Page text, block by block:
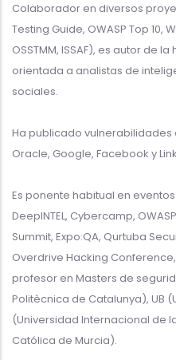
Colaborador en diversos
Testing Guide, OWASP Top 10,
OSSTMM, ISSAF), es autor de
orientada a analistas de
sociales.
Ha publicado vulnerabilidades
Oracle, Google, Facebook y
Es ponente habitual en
DeepINTEL, Cybercamp,
Summit, Expo:QA, Qurtuba
Overdrive Hacking
profesor en Masters de
Politècnica de Catalunya), UB
(Universidad Internacional de
Católica de Murcia).